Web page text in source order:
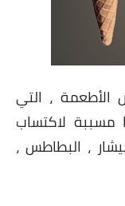
الأطعمة ، التي
مسببة لاكتساب
، البطاطس ،